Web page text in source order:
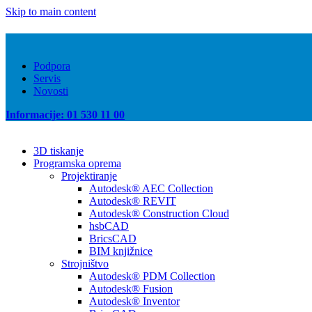
Skip to main content
Podpora
Servis
Novosti
Informacije: 01 530 11 00
3D tiskanje
Programska oprema
Projektiranje
Autodesk® AEC Collection
Autodesk® REVIT
Autodesk® Construction Cloud
hsbCAD
BricsCAD
BIM knjižnice
Strojništvo
Autodesk® PDM Collection
Autodesk® Fusion
Autodesk® Inventor